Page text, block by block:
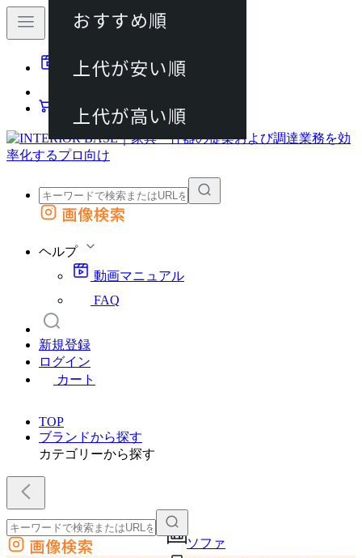
動画マニュアル
カート
外部サイトの商品をカートに追加
画像検索
ヘルプ
動画マニュアル
FAQ
新規登録
ログイン
カート
TOP
ブランドから探す
カテゴリーから探す
ソファ
外部サイトの商品をカートに追加
画像検索
おすすめ順
上代が安い順
上代が高い順